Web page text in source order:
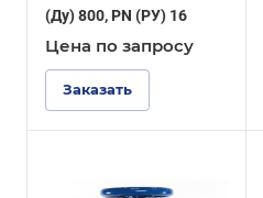
(Ду) 800, PN (РУ) 16
Цена по запросу
Заказать